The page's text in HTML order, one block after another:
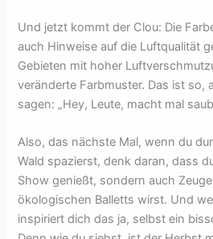
Und jetzt kommt der Clou: Die
auch Hinweise auf die Luftqualität
Gebieten mit hoher
veränderte Farbmuster. Das ist so,
sagen: „Hey, Leute, macht mal
Also, das nächste Mal, wenn du
Wald spazierst, denk daran, dass
Show genießt, sondern auch
ökologischen Balletts wirst. Und
inspiriert dich das ja, selbst ein